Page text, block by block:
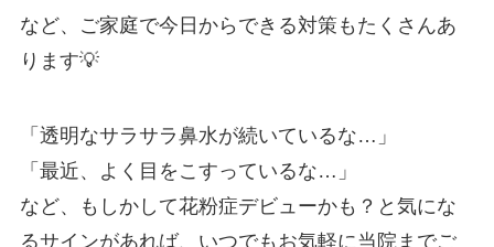
など、ご家庭で今日からできる対策もたくさんあ
ります💡
「透明なサラサラ鼻水が続いているな…」
「最近、よく目をこすっているな…」
など、もしかして花粉症デビューかも？と気にな
るサインがあれば、いつでもお気軽に当院までご